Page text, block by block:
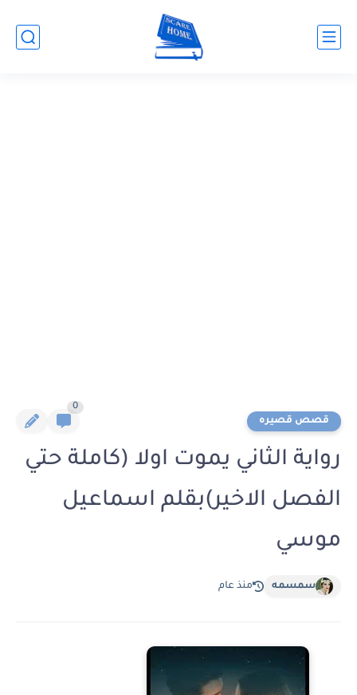
قصص قصيره
0
رواية الثاني يموت اولا (كاملة حتي
الفصل الاخير)بقلم اسماعيل
موسي
سمسمه منذ عام